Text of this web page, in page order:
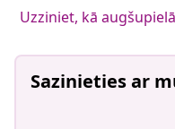
Uzziniet, kā
Sazinieties ar